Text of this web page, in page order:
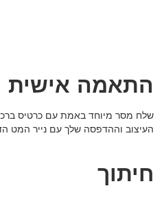
התאמה אישית
שלח מסר מיוחד באמת עם כרטיס
העיצוב וההדפסה שלך עם נייר המט
חיתוך